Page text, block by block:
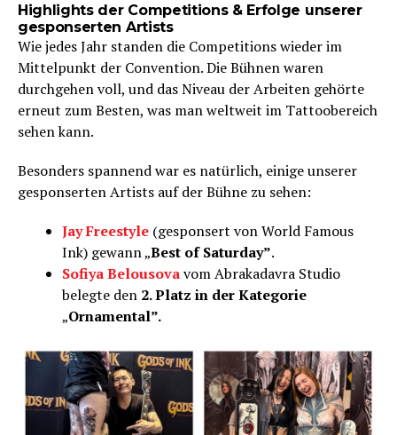
Highlights der Competitions & Erfolge unserer
gesponserten Artists
Wie jedes Jahr standen die Competitions wieder im
Mittelpunkt der Convention. Die Bühnen waren
durchgehen voll, und das Niveau der Arbeiten gehörte
erneut zum Besten, was man weltweit im Tattoobereich
sehen kann.
Besonders spannend war es natürlich, einige unserer
gesponserten Artists auf der Bühne zu sehen:
Jay Freestyle (gesponsert von World Famous
Ink) gewann „Best of Saturday”.
Sofiya Belousovavom Abrakadavra Studio
belegte den 2. Platz in der Kategorie
„Ornamental”.